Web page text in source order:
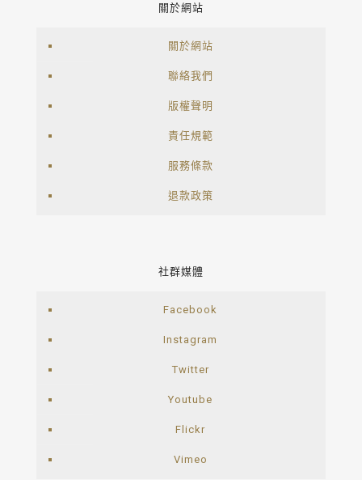
關於網站
關於網站
聯絡我們
版權聲明
責任規範
服務條款
退款政策
社群媒體
Facebook
Instagram
Twitter
Youtube
Flickr
Vimeo